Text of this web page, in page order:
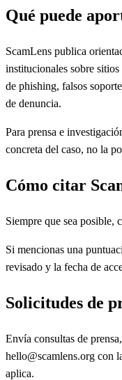
Qué puede
ScamLens publica
institucionales sobre
de phishing, falsos
de denuncia.
Para prensa e
concreta del caso, no la
Cómo citar
Siempre que sea posible,
Si mencionas una
revisado y la fecha de
Solicitudes de
Envía consultas de
hello@scamlens.org con
aplica.